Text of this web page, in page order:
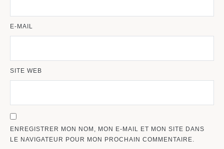
E-MAIL
SITE WEB
ENREGISTRER MON NOM, MON E-MAIL ET MON SITE DANS
LE NAVIGATEUR POUR MON PROCHAIN COMMENTAIRE.